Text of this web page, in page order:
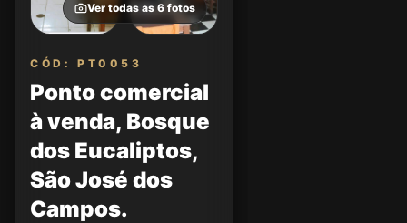
Ver todas as 6 fotos
CÓD: PT0053
Ponto comercial
à venda, Bosque
dos Eucaliptos,
São José dos
Campos.